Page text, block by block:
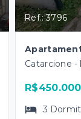
Ref.: 3796
Catarcione -
3